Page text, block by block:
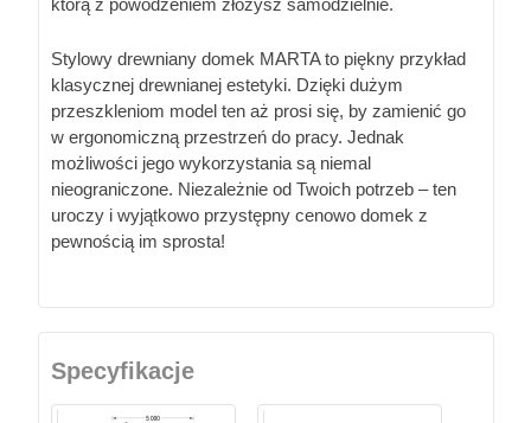
Stylowy drewniany domek MARTA to piękny przykład
klasycznej drewnianej estetyki. Dzięki dużym
przeszkleniom model ten aż prosi się, by zamienić go
w ergonomiczną przestrzeń do pracy. Jednak
możliwości jego wykorzystania są niemal
nieograniczone. Niezależnie od Twoich potrzeb – ten
uroczy i wyjątkowo przystępny cenowo domek z
pewnością im sprosta!
Specyfikacje